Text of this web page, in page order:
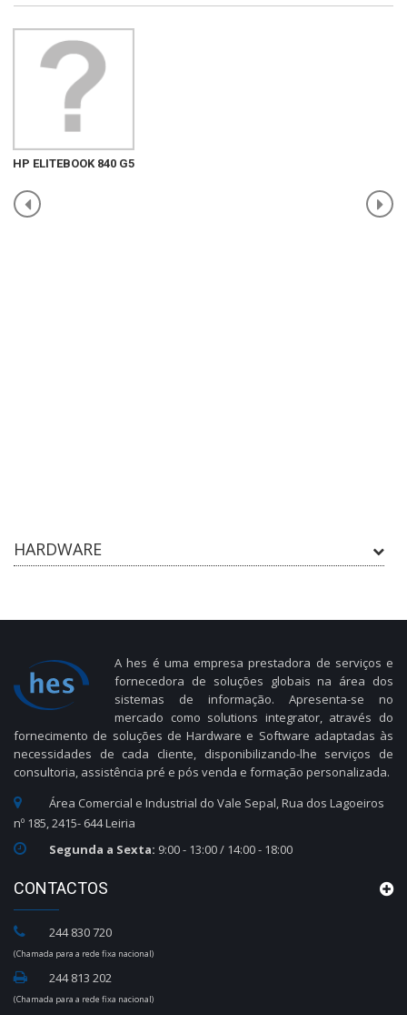
HARDWARE
HP ELITEBOOK 840 G5
A hes é uma empresa prestadora de serviços e
fornecedora de soluções globais na área dos
sistemas de informação. Apresenta-se no
mercado como solutions integrator, através do
fornecimento de soluções de Hardware e Software adaptadas às
necessidades de cada cliente, disponibilizando-lhe serviços de
consultoria, assistência pré e pós venda e formação personalizada.
Área Comercial e Industrial do Vale Sepal, Rua dos Lagoeiros
nº 185, 2415- 644 Leiria
Segunda a Sexta: 9:00 - 13:00 / 14:00 - 18:00
CONTACTOS
244 830 720
(Chamada para a rede fixa nacional)
244 813 202
(Chamada para a rede fixa nacional)